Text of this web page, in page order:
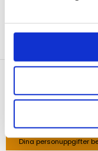
NYHETSBREV
Anmäl dig till vårt
senaste
Dina personuppgifter